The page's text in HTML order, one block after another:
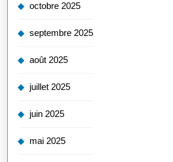
octobre 2025
septembre 2025
août 2025
juillet 2025
juin 2025
mai 2025